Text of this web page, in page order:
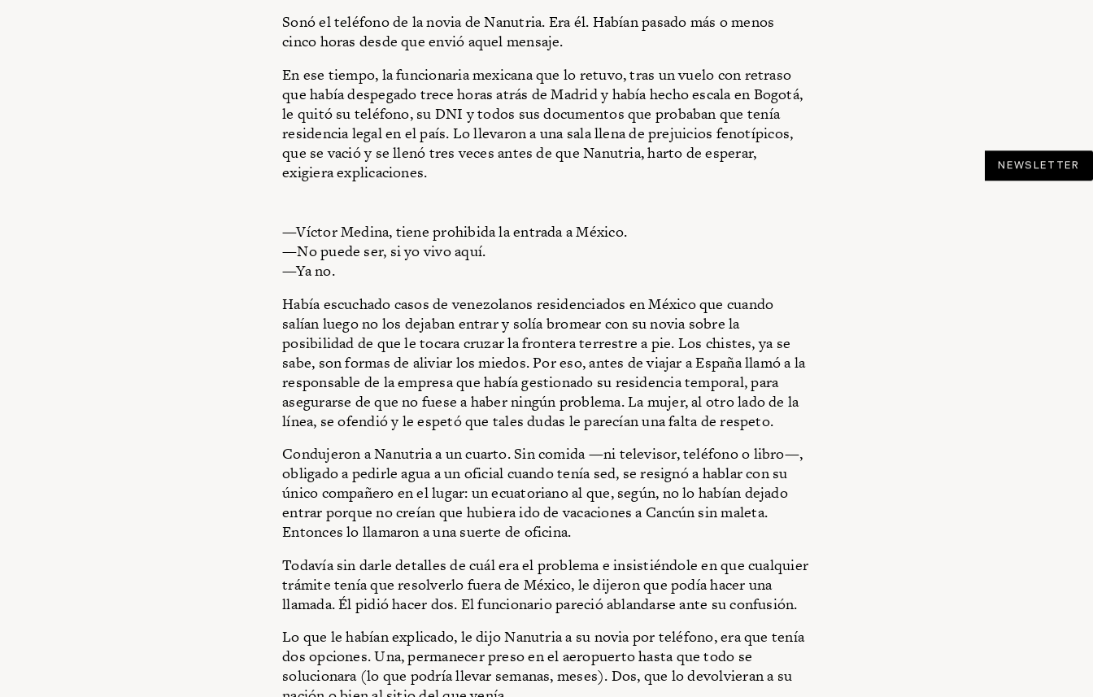
Sonó el teléfono de la novia de Nanutria. Era él. Habían pasado más o menos
cinco horas desde que envió aquel mensaje.
En ese tiempo, la funcionaria mexicana que lo retuvo, tras un vuelo con retraso
que había despegado trece horas atrás de Madrid y había hecho escala en Bogotá,
le quitó su teléfono, su DNI y todos sus documentos que probaban que tenía
residencia legal en el país. Lo llevaron a una sala llena de prejuicios fenotípicos,
que se vació y se llenó tres veces antes de que Nanutria, harto de esperar,
exigiera explicaciones.
—Víctor Medina, tiene prohibida la entrada a México.
—No puede ser, si yo vivo aquí.
—Ya no.
Había escuchado casos de venezolanos residenciados en México que cuando
salían luego no los dejaban entrar y solía bromear con su novia sobre la
posibilidad de que le tocara cruzar la frontera terrestre a pie. Los chistes, ya se
sabe, son formas de aliviar los miedos. Por eso, antes de viajar a España llamó a la
responsable de la empresa que había gestionado su residencia temporal, para
asegurarse de que no fuese a haber ningún problema. La mujer, al otro lado de la
línea, se ofendió y le espetó que tales dudas le parecían una falta de respeto.
Condujeron a Nanutria a un cuarto. Sin comida —ni televisor, teléfono o libro—,
obligado a pedirle agua a un oficial cuando tenía sed, se resignó a hablar con su
único compañero en el lugar: un ecuatoriano al que, según, no lo habían dejado
entrar porque no creían que hubiera ido de vacaciones a Cancún sin maleta.
Entonces lo llamaron a una suerte de oficina.
Todavía sin darle detalles de cuál era el problema e insistiéndole en que cualquier
trámite tenía que resolverlo fuera de México, le dijeron que podía hacer una
llamada. Él pidió hacer dos. El funcionario pareció ablandarse ante su confusión.
Lo que le habían explicado, le dijo Nanutria a su novia por teléfono, era que tenía
dos opciones. Una, permanecer preso en el aeropuerto hasta que todo se
solucionara (lo que podría llevar semanas, meses). Dos, que lo devolvieran a su
NEWSLETTER